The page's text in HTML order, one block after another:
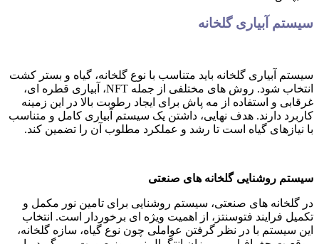
سیستم آبیاری گلخانه
سیستم آبیاری گلخانه باید متناسب با نوع گلخانه، گیاه و بستر کشت
انتخاب شود. روش های مختلفی از جمله NFT، آبیاری قطره ای،
غرقابی و استفاده از مه پاش برای ایجاد رطوبت بالا در این زمینه
کاربرد دارند. هدف نهایی، داشتن یک سیستم آبیاری کامل و متناسب
با نیازهای گیاه است تا رشد و عملکرد مطلوب آن را تضمین کند.
سیستم روشنایی گلخانه های صنعتی
در گلخانه های صنعتی، سیستم روشنایی برای تامین نور مکمل و
تکمیل فرایند فتوسنتز، از اهمیت ویژه ای برخوردار است. انتخاب
این سیستم با در نظر گرفتن عواملی چون نوع گیاه، سازه گلخانه،